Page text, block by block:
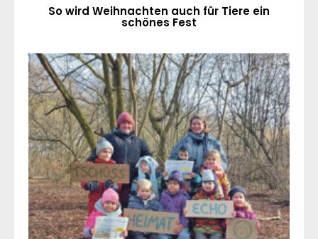
So wird Weihnachten auch für Tiere ein
schönes Fest